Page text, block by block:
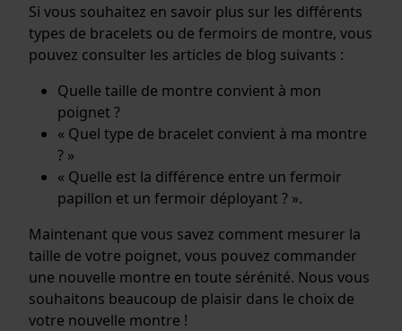
Si vous souhaitez en savoir plus sur les différents
types de bracelets ou de fermoirs de montre, vous
pouvez consulter les articles de blog suivants :
Quelle taille de montre convient à mon
poignet ?
« Quel type de bracelet convient à ma montre
? »
« Quelle est la différence entre un fermoir
papillon et un fermoir déployant ? ».
Maintenant que vous savez comment mesurer la
taille de votre poignet, vous pouvez commander
une nouvelle montre en toute sérénité. Nous vous
souhaitons beaucoup de plaisir dans le choix de
votre nouvelle montre !